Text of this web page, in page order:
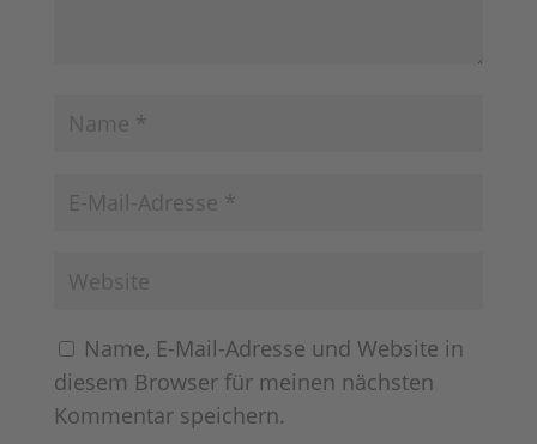
Name, E-Mail-Adresse und Website in
diesem Browser für meinen nächsten
Kommentar speichern.